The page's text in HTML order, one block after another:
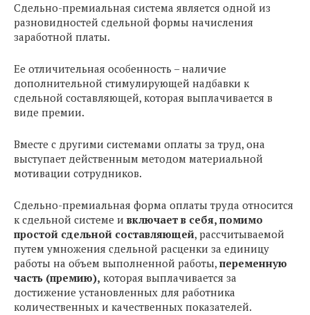
Сдельно-премиальная система является одной из
разновидностей сдельной формы начисления
заработной платы.
Ее отличительная особенность – наличие
дополнительной стимулирующей надбавки к
сдельной составляющей, которая выплачивается в
виде премии.
Вместе с другими системами оплаты за труд, она
выступает действенным методом материальной
мотивации сотрудников.
Сдельно-премиальная форма оплаты труда относится
к сдельной системе и включает в себя, помимо
простой сдельной составляющей, рассчитываемой
путем умножения сдельной расценки за единицу
работы на объем выполненной работы, переменную
часть (премию), которая выплачивается за
достижение установленных для работника
количественных и качественных показателей.